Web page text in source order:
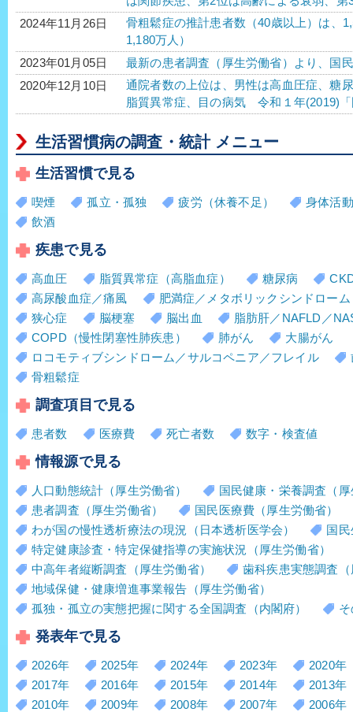
2024年11月26日
骨粗鬆症の推計患者数（40歳以上）は、
1,180万人）
2023年01月05日
最新の患者調査（厚生労働省）より、国
2020年12月10日
通院者数の上位は、男性は高血圧症、糖
脂質異常症、目の病気 令和１年(2019)
生活習慣病の調査・統計 メニュー
生活習慣で見る
喫煙 孤立・孤独 疲労（休養不足）
身体活
飲酒
疾患で見る
高血圧 脂質異常症（高脂血症） 糖尿病
高尿酸血症／痛風
肥満症／メタボリックシンドローム
狭心症
脳梗塞 脳出血
脂肪肝／NAFLD／
COPD（慢性閉塞性肺疾患）
肺がん
大腸がん
ロコモティブシンドローム／サルコペニア／フレイル
骨粗鬆症
調査項目で見る
患者数 医療費 死亡者数 数字・検査値
情報源で見る
人口動態統計（厚生労働省）
国民健康・栄養調査（
患者調査（厚生労働省）
国民医療費（厚生労働省）
わが国の慢性透析療法の現況（日本透析医学会）
国
特定健康診査・特定保健指導の実施状況（厚生労働省）
中高年者縦断調査（厚生労働省）
歯科疾患実態調査
地域保健・健康増進事業報告（厚生労働省）
孤独・孤立の実態把握に関する全国調査（内閣府）
発表年で見る
2026年 2025年 2024年 2023年
2020年
2017年
2016年 2015年 2014年
2013年
2010年
2009年 2008年 2007年
2006年